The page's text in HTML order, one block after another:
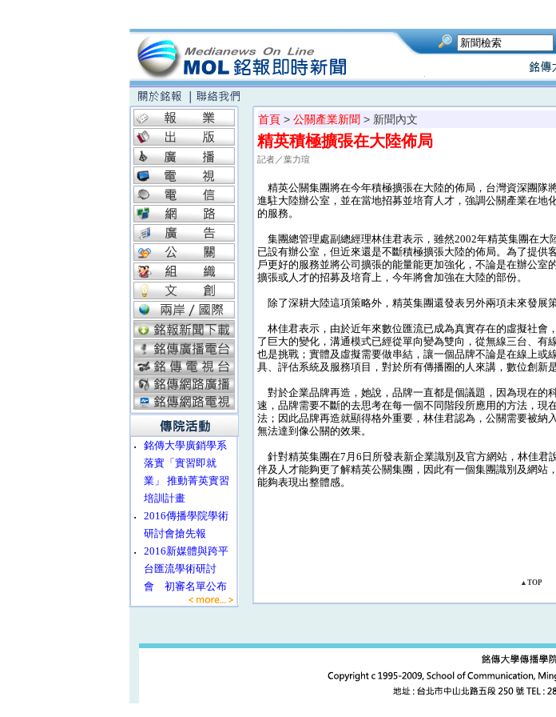
‧
銘傳大學廣銷學系
落實「實習即就
業」 推動菁英實習
培訓計畫
‧
2016傳播學院學術
研討會搶先報
‧
2016新媒體與跨平
台匯流學術研討
會 初審名單公布
首頁 > 公關產業新聞 > 新聞內文
精英積極擴張在大陸佈局
記者／葉力瑄
精英公關集團將在今年積極擴張在大陸的佈局，台灣資深團隊
進駐大陸辦公室，並在當地招募並培育人才，強調公關產業在地
的服務。
集團總管理處副總經理林佳君表示，雖然2002年精英集團在大
已設有辦公室，但近來還是不斷積極擴張大陸的佈局。為了提供
戶更好的服務並將公司擴張的能量能更加強化，不論是在辦公室
擴張或人才的招募及培育上，今年將會加強在大陸的部份。
除了深耕大陸這項策略外，精英集團還發表另外兩項未來發展
林佳君表示，由於近年來數位匯流已成為真實存在的虛擬社會
了巨大的變化，溝通模式已經從單向變為雙向，從無線三台、有
也是挑戰；實體及虛擬需要做串結，讓一個品牌不論是在線上或
具、評估系統及服務項目，對於所有傳播圈的人來講，數位創新
對於企業品牌再造，她說，品牌一直都是個議題，因為現在的
速，品牌需要不斷的去思考在每一個不同階段所應用的方法，現
法；因此品牌再造就顯得格外重要，林佳君認為，公關需要被納
無法達到像公關的效果。
針對精英集團在7月6日所發表新企業識別及官方網站，林佳君
伴及人才能夠更了解精英公關集團，因此有一個集團識別及網站
能夠表現出整體感。
▲TOP